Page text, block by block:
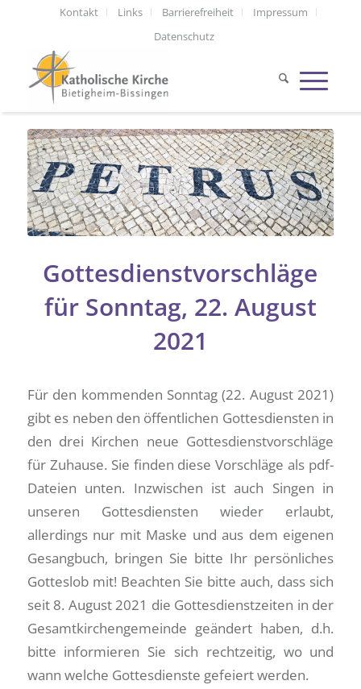
Kontakt Links Barrierefreiheit
Impressum
Datenschutz
Gottesdienstvorschläge
für Sonntag, 22. August
2021
Für den kommenden Sonntag (22. August 2021)
gibt es neben den öffentlichen Gottesdiensten in
den drei Kirchen neue Gottesdienstvorschläge
für Zuhause. Sie finden diese Vorschläge als pdf-
Dateien unten. Inzwischen ist auch Singen in
unseren Gottesdiensten wieder erlaubt,
allerdings nur mit Maske und aus dem eigenen
Gesangbuch, bringen Sie bitte Ihr persönliches
Gotteslob mit! Beachten Sie bitte auch, dass sich
seit 8. August 2021 die Gottesdienstzeiten in der
Gesamtkirchengemeinde geändert haben, d.h.
bitte informieren Sie sich rechtzeitig, wo und
wann welche Gottesdienste gefeiert werden.